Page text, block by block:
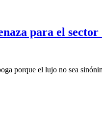
para el
porque el lujo no sea